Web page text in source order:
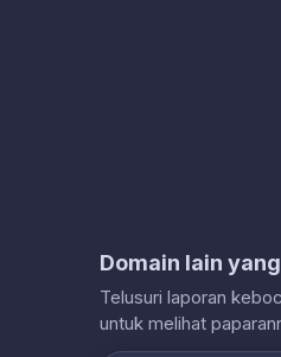
Domain lain
Telusuri laporan
untuk melihat